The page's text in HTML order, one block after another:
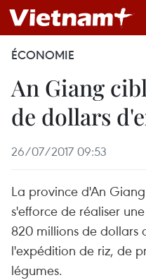
ÉCONOMIE
An Giang
de dollars
26/07/2017 09:53
La province d'An
s'efforce de réaliser
820 millions de dollars
l'expédition de riz, de
légumes.